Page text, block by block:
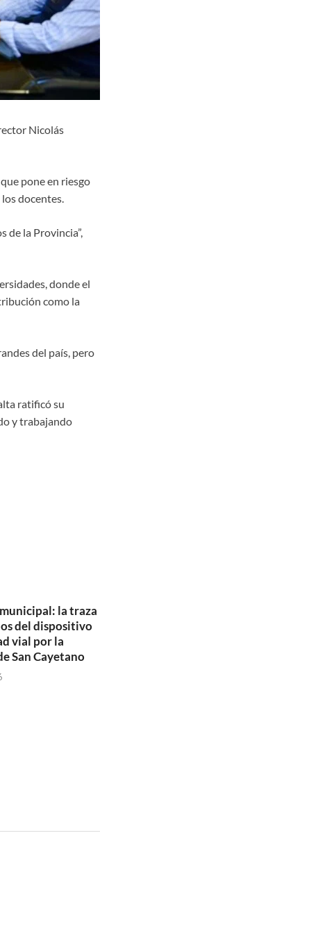
Nicolás
pone en riesgo
docentes.
de la Provincia”,
donde el
como la
del país, pero
ratificó su
y trabajando
la traza
del dispositivo
vial por la
San Cayetano